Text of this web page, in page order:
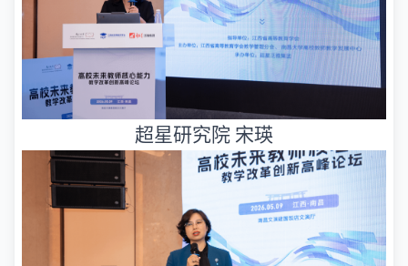
超星研究院 宋瑛